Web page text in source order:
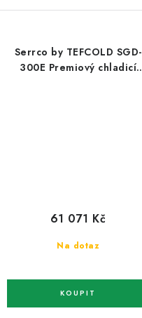
Serrco by TEFCOLD SGD-
300E Premiový chladicí
Na dotaz
61 071 Kč